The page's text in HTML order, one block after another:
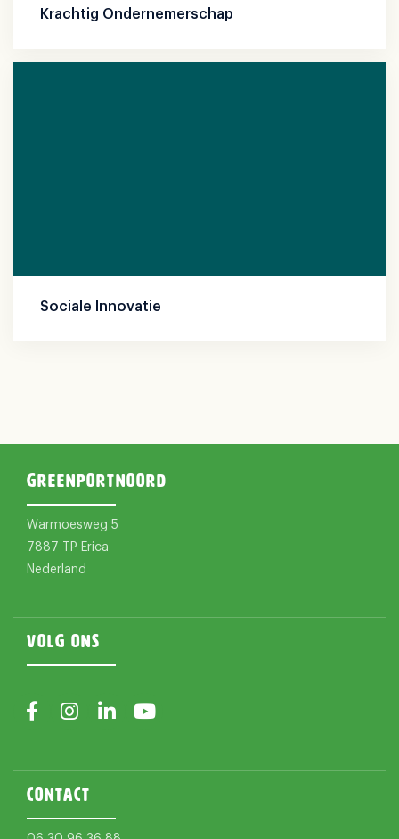
Krachtig Ondernemerschap
Sociale Innovatie
Greenportnoord
Warmoesweg 5
7887 TP Erica
Nederland
Volg ons
Contact